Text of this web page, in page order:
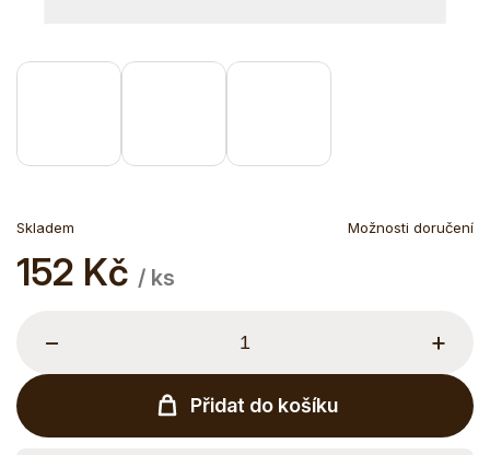
Skladem Možnosti doručení
152 Kč / ks
Měrná
cena:
+
−
Přidat do košíku